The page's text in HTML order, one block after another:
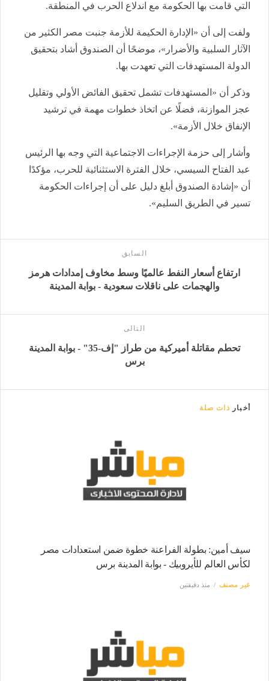
التي قامت بها الحكومة مع اندلاع الحرب في المنطقة.
ولفت إلى أن «الإدارة الحكيمة للأزمة جنبت مصر الكثير من
الآثار السلبية والأضرار»، موضحًا أن الصندوق أشاد بتحقيق
الدولة المستهدفات التي تعهدت بها.
وذكر أن «المستهدفات تشمل تحقيق الفائض الأولي وتقليل
عجز الموازنة، فضلًا عن اتخاذ خطوات مهمة في ترشيد
الإنفاق خلال الأزمة».
وأشار إلى حزمة الإجراءات الاجتماعية التي وجه بها الرئيس
عبد الفتاح السيسي، خلال الفترة الاستثنائية للحرب، مؤكدًا
أن «إشادة الصندوق أبلغ دليل على أن إجراءات الحكومة
تسير في الطريق السليم».
السابق
ارتفاع أسعار النفط عالميًا وسط مخاوف إمدادات هرمز
والهجمات على ناقلات سعودية - بوابة المدينة
التالى
تحطم مقاتلة أميركية من طراز "إف-35" - بوابة المدينة
برس
أخبار ذات صلة
سيف أمين: بطولة الفراعنة خطوة ضمن استعدادات مصر
لكأس العالم للأيروبيك - بوابة المدينة برس
غير مصنف منذ دقيقتين